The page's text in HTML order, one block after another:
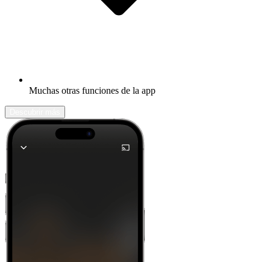
Muchas otras funciones de la app